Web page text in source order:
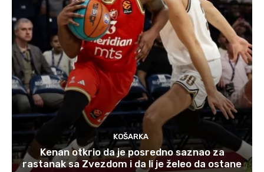
KOŠARKA
Kenan otkrio da je posredno saznao za
rastanak sa Zvezdom i da li je želeo da ostane